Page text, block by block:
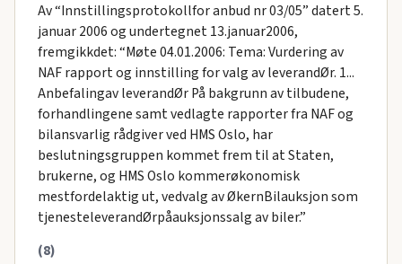
Av “Innstillingsprotokollfor anbud nr 03/05” datert 5.
januar 2006 og undertegnet 13.januar2006,
fremgikkdet: “Møte 04.01.2006: Tema: Vurdering av
NAF rapport og innstilling for valg av leverandØr. 1...
Anbefalingav leverandØr På bakgrunn av tilbudene,
forhandlingene samt vedlagte rapporter fra NAF og
bilansvarlig rådgiver ved HMS Oslo, har
beslutningsgruppen kommet frem til at Staten,
brukerne, og HMS Oslo kommerøkonomisk
mestfordelaktig ut, vedvalg av ØkernBilauksjon som
tjenesteleverandØrpåauksjonssalg av biler.”
(8)